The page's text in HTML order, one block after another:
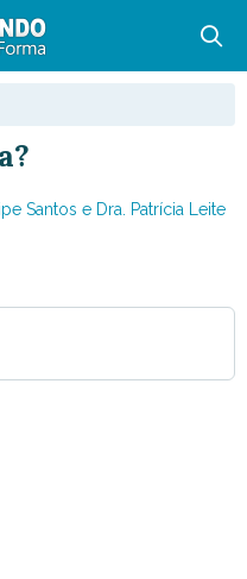
Santos e Dra. Patrícia Leite